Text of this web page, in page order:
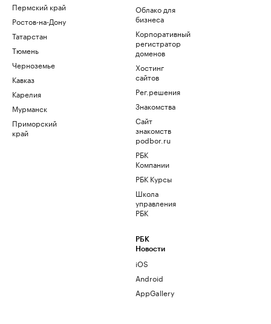
Пермский край
Ростов-на-Дону
Татарстан
Тюмень
Черноземье
Кавказ
Карелия
Мурманск
Приморский
край
Облако для
бизнеса
Корпоративный
регистратор
доменов
Хостинг
сайтов
Рег.решения
Знакомства
Сайт
знакомств
podbor.ru
РБК
Компании
РБК Курсы
Школа
управления
РБК
РБК
Новости
iOS
Android
AppGallery